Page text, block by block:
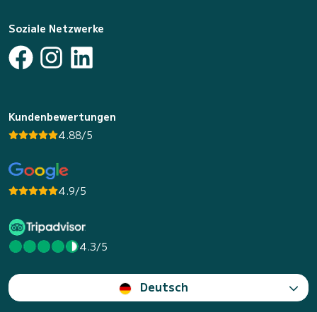
Soziale Netzwerke
Kundenbewertungen
4.88/5
4.9/5
4.3/5
Deutsch